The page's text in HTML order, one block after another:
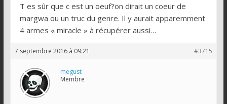
T es sûr que c est un oeuf?on dirait un coeur de
margwa ou un truc du genre. Il y aurait apparemment
4 armes « miracle » à récupérer aussi…
7 septembre 2016 à 09:21 #3715
megust
Membre